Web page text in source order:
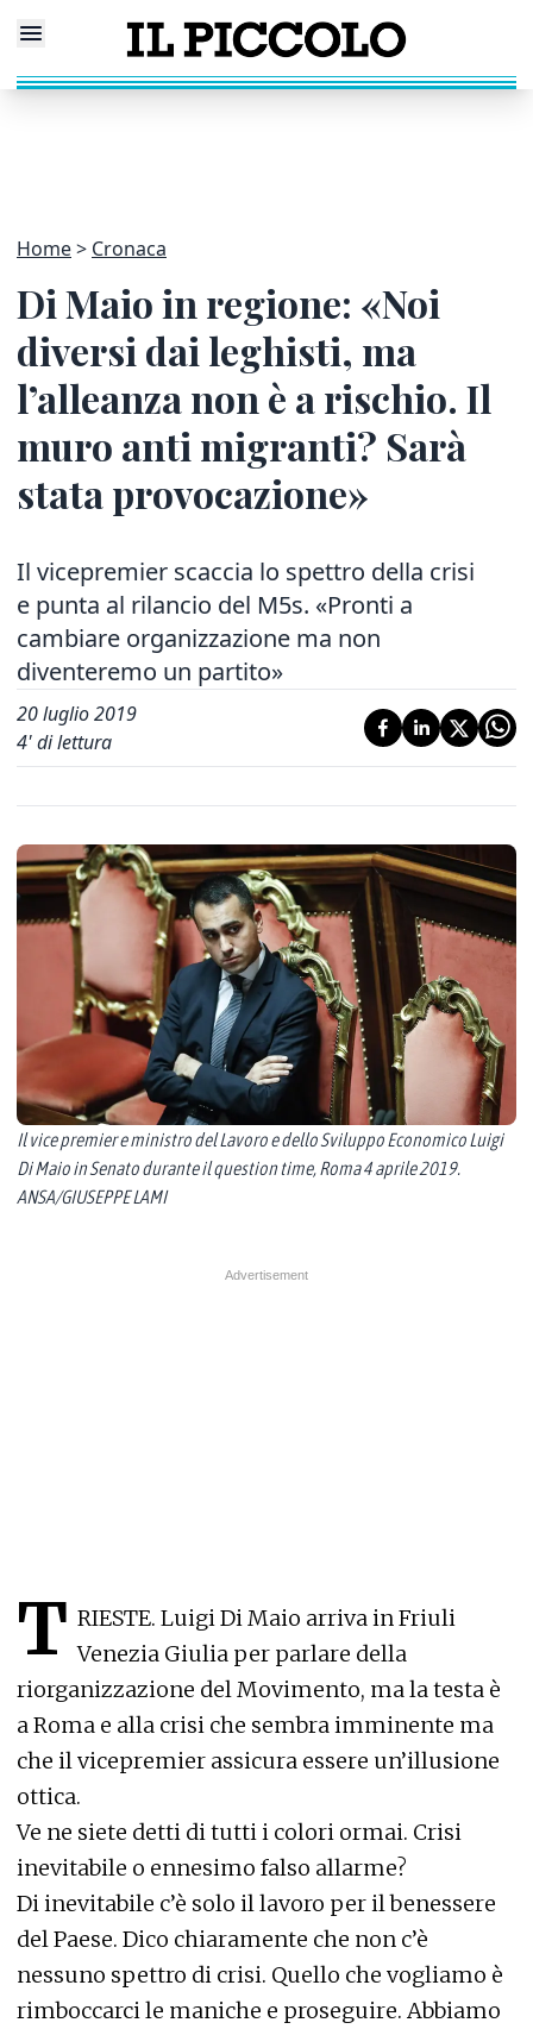
Home Cronaca
Di Maio in regione: «Noi
diversi dai leghisti, ma
l’alleanza non è a rischio. Il
muro anti migranti? Sarà
stata provocazione»
Il vicepremier scaccia lo spettro della crisi
e punta al rilancio del M5s. «Pronti a
cambiare organizzazione ma non
diventeremo un partito»
20 luglio 2019
4' di lettura
Il vice premier e ministro del Lavoro e dello Sviluppo Economico Luigi
Di Maio in Senato durante il question time, Roma 4 aprile 2019.
ANSA/GIUSEPPE LAMI
T RIESTE. Luigi Di Maio arriva in Friuli
Venezia Giulia per parlare della
riorganizzazione del Movimento, ma la testa è
a Roma e alla crisi che sembra imminente ma
che il vicepremier assicura essere un’illusione
ottica.
Ve ne siete detti di tutti i colori ormai. Crisi
inevitabile o ennesimo falso allarme?
Di inevitabile c’è solo il lavoro per il benessere
del Paese. Dico chiaramente che non c’è
nessuno spettro di crisi. Quello che vogliamo è
rimboccarci le maniche e proseguire. Abbiamo